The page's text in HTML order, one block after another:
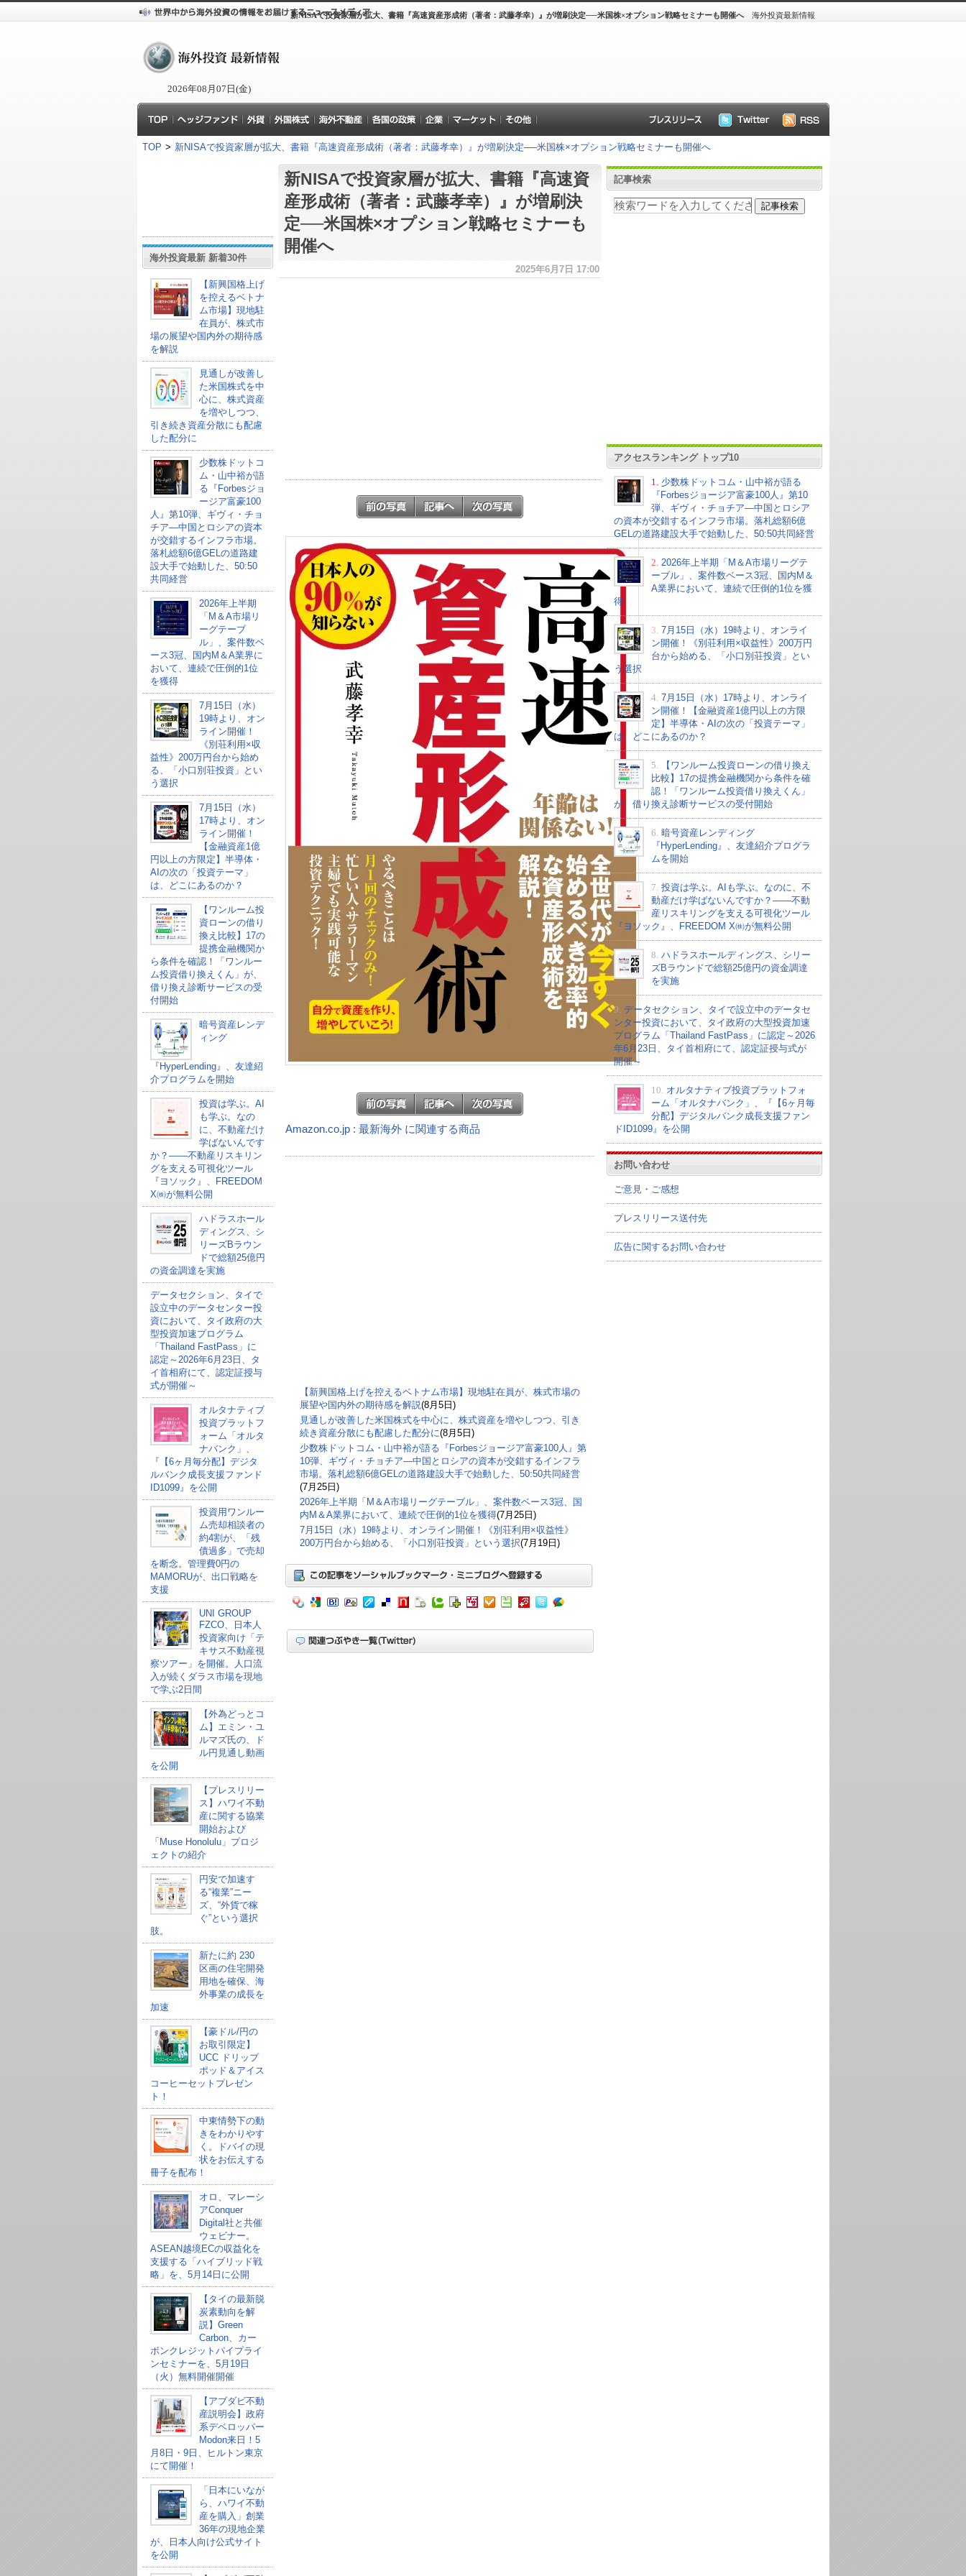
2026年08月07日(金)
海外投資最新情報
新NISAで投資家層が拡大、書籍『高速資産形成術（著者：武藤孝幸）』が増刷決定──米国株×オプション戦略セミナーも開催へ
TOP > 新NISAで投資家層が拡大、書籍『高速資産形成術（著者：武藤孝幸）』が増刷決定──米国株×オプション戦略セミナーも開催へ
海外投資最新 新着30件
【新興国格上げ
を控えるベトナ
ム市場】現地駐
在員が、株式市
場の展望や国内外の期待感
を解説
見通しが改善し
た米国株式を中
心に、株式資産
を増やしつつ、
引き続き資産分散にも配慮
した配分に
少数株ドットコ
ム・山中裕が語
る『Forbesジョ
ージア富豪100
人』第10弾、ギヴィ・チョ
チア―中国とロシアの資本
が交錯するインフラ市場。
落札総額6億GELの道路建
設大手で始動した、50:50
共同経営
2026年上半期
「M＆A市場リ
ーグテーブ
ル」、案件数ベ
ース3冠、国内M＆A業界に
おいて、連続で圧倒的1位
を獲得
7月15日（水）
19時より、オン
ライン開催！
《別荘利用×収
益性》200万円台から始め
る、「小口別荘投資」とい
う選択
7月15日（水）
17時より、オン
ライン開催！
【金融資産1億
円以上の方限定】半導体・
AIの次の「投資テーマ」
は、どこにあるのか？
【ワンルーム投
資ローンの借り
換え比較】17の
提携金融機関か
ら条件を確認！「ワンルー
ム投資借り換えくん」が、
借り換え診断サービスの受
付開始
暗号資産レンデ
ィング
『HyperLending』、友達紹
介プログラムを開始
投資は学ぶ。AI
も学ぶ。なの
に、不動産だけ
学ばないんです
か？——不動産リスキリン
グを支える可視化ツール
『ヨソック』、FREEDOM
X㈱が無料公開
ハドラスホール
ディングス、シ
リーズBラウン
ドで総額25億円
の資金調達を実施
データセクション、タイで
設立中のデータセンター投
資において、タイ政府の大
型投資加速プログラム
「Thailand FastPass」に
認定～2026年6月23日、タ
イ首相府にて、認定証授与
式が開催～
オルタナティブ
投資プラットフ
ォーム「オルタ
ナバンク」、
『【6ヶ月毎分配】デジタ
ルバンク成長支援ファンド
ID1099』を公開
投資用ワンルー
ム売却相談者の
約4割が、「残
債過多」で売却
を断念。管理費0円の
MAMORUが、出口戦略を
支援
UNI GROUP
FZCO、日本人
投資家向け「テ
キサス不動産視
察ツアー」を開催。人口流
入が続くダラス市場を現地
で学ぶ2日間
【外為どっとコ
ム】エミン・ユ
ルマズ氏の、ド
ル円見通し動画
を公開
【プレスリリー
ス】ハワイ不動
産に関する協業
開始および
「Muse Honolulu」プロジ
ェクトの紹介
円安で加速す
る“複業”ニー
ズ、“外貨で稼
ぐ”という選択
肢。
新たに約 230
区画の住宅開発
用地を確保、海
外事業の成長を
加速
【豪ドル/円の
お取引限定】
UCC ドリップ
ポッド＆アイス
コーヒーセットプレゼン
ト！
中東情勢下の動
きをわかりやす
く。ドバイの現
状をお伝えする
冊子を配布！
オロ、マレーシ
アConquer
Digital社と共催
ウェビナー。
ASEAN越境ECの収益化を
支援する「ハイブリッド戦
略」を、5月14日に公開
【タイの最新脱
炭素動向を解
説】Green
Carbon、カー
ボンクレジットパイプライ
ンセミナーを、5月19日
（火）無料開催開催
【アブダビ不動
産説明会】政府
系デベロッパー
Modon来日！5
月8日・9日、ヒルトン東京
にて開催！
「日本にいなが
ら、ハワイ不動
産を購入」創業
36年の現地企業
が、日本人向け公式サイト
を公開
新NISAで投資家層が拡大、書籍『高速資
産形成術（著者：武藤孝幸）』が増刷決
定──米国株×オプション戦略セミナーも
開催へ
2025年6月7日 17:00
Amazon.co.jp : 最新海外 に関連する商品
【新興国格上げを控えるベトナム市場】現地駐在員が、株式市場の
展望や国内外の期待感を解説(8月5日)
見通しが改善した米国株式を中心に、株式資産を増やしつつ、引き
続き資産分散にも配慮した配分に(8月5日)
少数株ドットコム・山中裕が語る『Forbesジョージア富豪100人』第
10弾、ギヴィ・チョチア―中国とロシアの資本が交錯するインフラ
市場。落札総額6億GELの道路建設大手で始動した、50:50共同経営
(7月25日)
2026年上半期「M＆A市場リーグテーブル」、案件数ベース3冠、国
内M＆A業界において、連続で圧倒的1位を獲得(7月25日)
7月15日（水）19時より、オンライン開催！《別荘利用×収益性》
200万円台から始める、「小口別荘投資」という選択(7月19日)
記事検索
アクセスランキング トップ10
1.
少数株ドットコム・山中裕が語る
『Forbesジョージア富豪100人』第10
弾、ギヴィ・チョチア―中国とロシア
の資本が交錯するインフラ市場。落札総額6億
GELの道路建設大手で始動した、50:50共同経営
2. 2026年上半期「M＆A市場リーグテ
ーブル」、案件数ベース3冠、国内M＆
A業界において、連続で圧倒的1位を獲
得
3. 7月15日（水）19時より、オンライ
ン開催！《別荘利用×収益性》200万円
台から始める、「小口別荘投資」とい
う選択
4. 7月15日（水）17時より、オンライ
ン開催！【金融資産1億円以上の方限
定】半導体・AIの次の「投資テーマ」
は、どこにあるのか？
5.
【ワンルーム投資ローンの借り換え
比較】17の提携金融機関から条件を確
認！「ワンルーム投資借り換えくん」
が、借り換え診断サービスの受付開始
6. 暗号資産レンディング
『HyperLending』、友達紹介プログラ
ムを開始
7. 投資は学ぶ。AIも学ぶ。なのに、不
動産だけ学ばないんですか？——不動
産リスキリングを支える可視化ツール
『ヨソック』、FREEDOM X㈱が無料公開
8. ハドラスホールディングス、シリー
ズBラウンドで総額25億円の資金調達
を実施
9. データセクション、タイで設立中のデータセ
ンター投資において、タイ政府の大型投資加速
プログラム「Thailand FastPass」に認定～2026
年6月23日、タイ首相府にて、認定証授与式が
開催～
10. オルタナティブ投資プラットフォ
ーム「オルタナバンク」、『【6ヶ月毎
分配】デジタルバンク成長支援ファン
ドID1099』を公開
お問い合わせ
ご意見・ご感想
プレスリリース送付先
広告に関するお問い合わせ